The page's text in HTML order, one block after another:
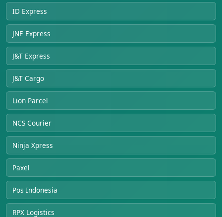
ID Express
JNE Express
J&T Express
J&T Cargo
Lion Parcel
NCS Courier
Ninja Xpress
Paxel
Pos Indonesia
RPX Logistics